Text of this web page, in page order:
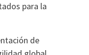
para la
de